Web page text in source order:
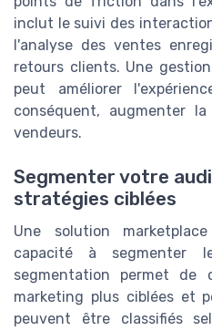
inclut le suivi des
l'analyse des ventes
retours clients. Une
peut améliorer
conséquent, augmenter
vendeurs.
Segmenter votre
stratégies ciblées
Une solution
capacité à segmenter
segmentation permet de
marketing plus ciblées et
peuvent être classifiés